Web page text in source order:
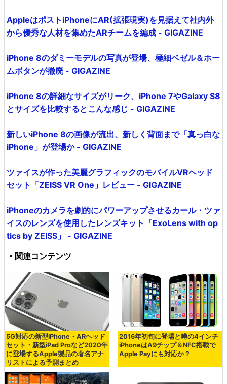
AppleはポストiPhoneにAR(拡張現実)を見据えて社内外
から優秀な人材を集めたARチームを編成 - GIGAZINE
iPhone 8のダミーモデルの写真が登場、極細ベゼル＆ホー
ムボタンが撤廃 - GIGAZINE
iPhone 8の詳細なサイズがリーク、iPhone 7やGalaxy S8
とサイズを比較するとこんな感じ - GIGAZINE
新しいiPhone 8の画像が流出、新しく背面まで「真っ白な
iPhone」が登場か - GIGAZINE
ツァイスが作った美麗グラフィックのモバイルVRヘッド
セット「ZEISS VR One」レビュー - GIGAZINE
iPhoneのカメラを劇的にパワーアップさせるカール・ツァ
イスのレンズを使用したレンズキット「ExoLens with op
tics by ZEISS」 - GIGAZINE
・関連コンテンツ
5G対応の新型iPhone・ARヘッド
セット・新型iPad Proなど2020年
に登場するApple製品の著名アナ
リストによる予測まとめ
2016年初旬に登場と噂の4インチ
iPhoneはA9チップ＆NFC搭載で
Apple Payにも対応か？